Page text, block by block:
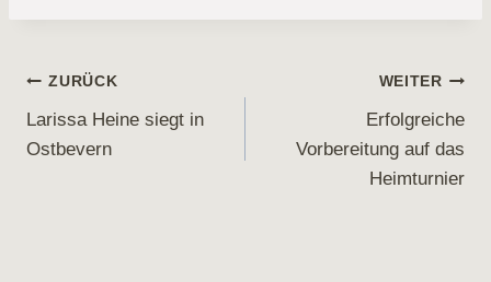
Beitragsnavigation
ZURÜCK
Larissa Heine siegt in
Ostbevern
WEITER
Erfolgreiche
Vorbereitung auf das
Heimturnier